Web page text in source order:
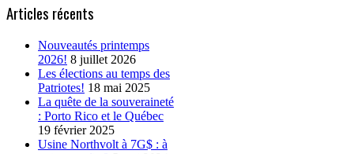
Articles récents
Nouveautés printemps
2026! 8 juillet 2026
Les élections au temps des
Patriotes! 18 mai 2025
La quête de la souveraineté
: Porto Rico et le Québec
19 février 2025
Usine Northvolt à 7G$ : à